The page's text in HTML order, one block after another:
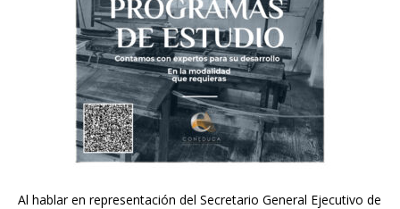
Al hablar en representación del Secretario General Ejecutivo de